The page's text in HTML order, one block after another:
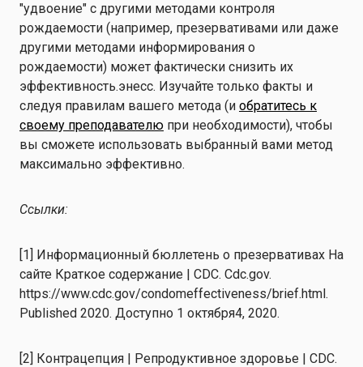
"удвоение" с другими методами контроля
рождаемости (например, презервативами или даже
другими методами информирования о
рождаемости) может фактически снизить их
эффективность.энесс. Изучайте только факты и
следуя правилам вашего метода (и обратитесь к
своему преподавателю при необходимости), чтобы
вы сможете использовать выбранный вами метод
максимально эффективно.
Ссылки:
[1] Информационный бюллетень о презервативах На
сайте Краткое содержание | CDC. Cdc.gov.
https://www.cdc.gov/condomeffectiveness/brief.html.
Published 2020. Доступно 1 октября4, 2020.
[2] Контрацепция | Репродуктивное здоровье | CDC.